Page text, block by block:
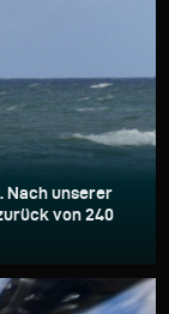
Nach unserer
von 240